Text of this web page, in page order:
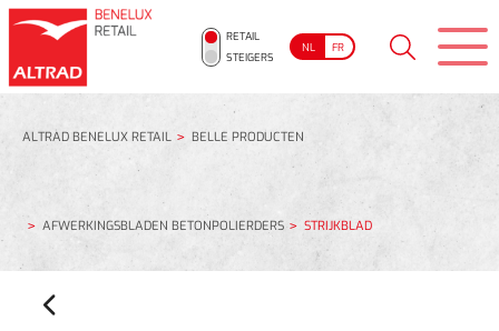
RETAIL
STEIGERS
NL FR
ALTRAD BENELUX RETAIL BELLE PRODUCTEN
AFWERKINGSBLADEN BETONPOLIERDERS STRIJKBLAD